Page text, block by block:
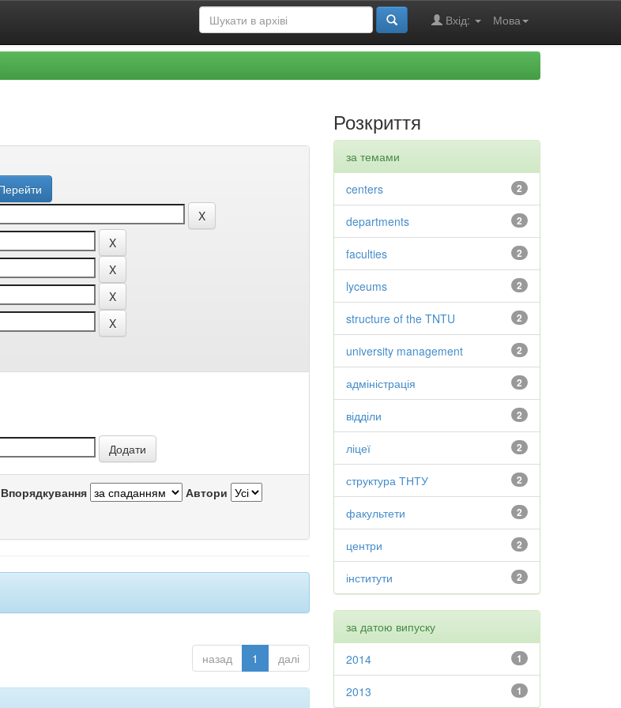
Мова
Вхід:
Впорядкування Автори
назад 1 далі
Розкриття
за темами
2
centers
2
departments
2
faculties
2
lyceums
2
structure of the TNTU
2
university management
2
адміністрація
2
відділи
2
ліцеї
2
структура ТНТУ
2
факультети
2
центри
2
інститути
за датою випуску
1
2014
1
2013